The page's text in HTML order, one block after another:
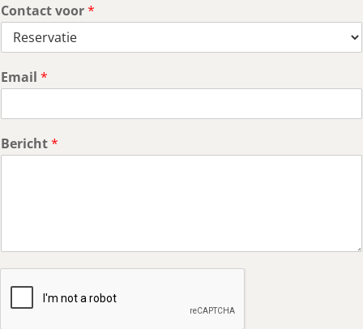
Contact voor*
Email *
Bericht*